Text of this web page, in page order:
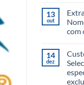
13
out
com
14
dez